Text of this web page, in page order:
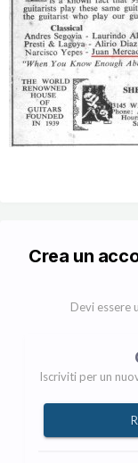
Crea un
Devi essere
Iscriviti per un